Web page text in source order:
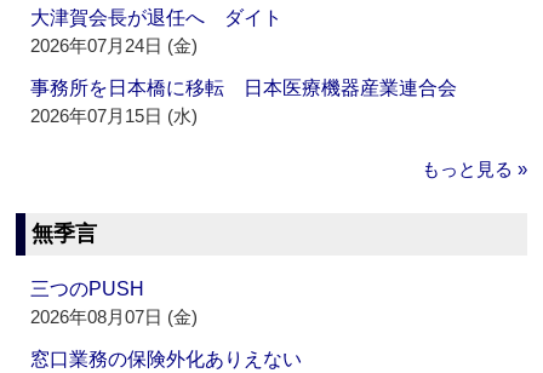
大津賀会長が退任へ ダイト
2026年07月24日 (金)
事務所を日本橋に移転 日本医療機器産業連合会
2026年07月15日 (水)
もっと見る »
無季言
三つのPUSH
2026年08月07日 (金)
窓口業務の保険外化ありえない